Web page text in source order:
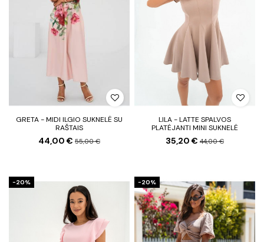
GRETA - MIDI ILGIO SUKNELĖ SU
RAŠTAIS
44,00 € 55,00 €
LILA - LATTE SPALVOS
PLATĖJANTI MINI SUKNELĖ
35,20 € 44,00 €
−20% −20%